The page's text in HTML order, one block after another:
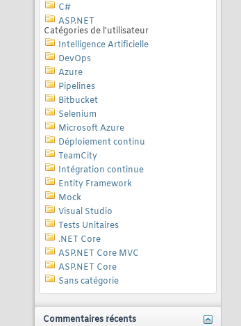
C#
ASP.NET
Catégories de l'utilisateur
Intelligence Artificielle
DevOps
Azure
Pipelines
Bitbucket
Selenium
Microsoft Azure
Déploiement continu
TeamCity
Intégration continue
Entity Framework
Mock
Visual Studio
Tests Unitaires
.NET Core
ASP.NET Core MVC
ASP.NET Core
Sans catégorie
Commentaires récents